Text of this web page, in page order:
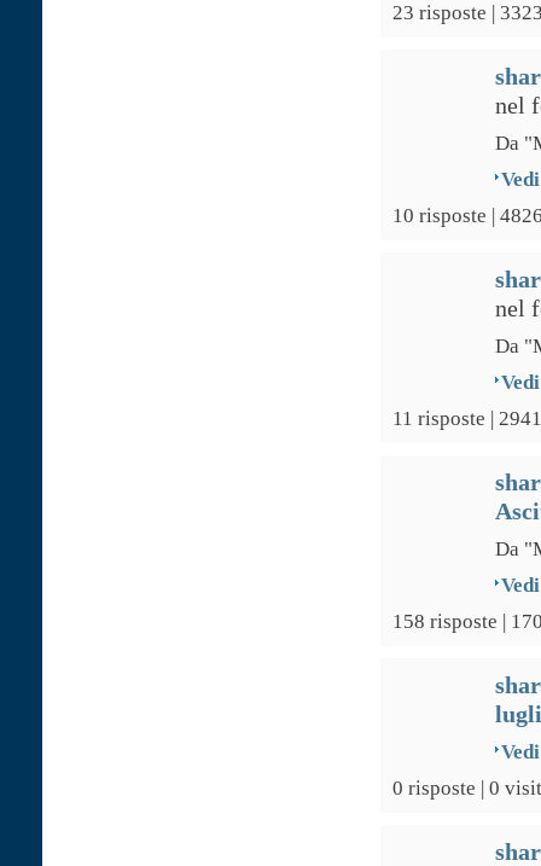
23 risposte |
nel
Da
10 risposte |
nel
Da
11 risposte |
Da
158 risposte |
0 risposte | 0